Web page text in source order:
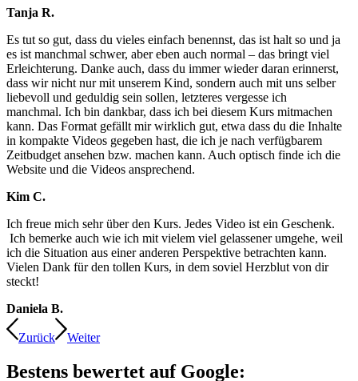
Tanja R.
Es tut so gut, dass du vieles einfach benennst, das ist halt so und ja
es ist manchmal schwer, aber eben auch normal – das bringt viel
Erleichterung. Danke auch, dass du immer wieder daran erinnerst,
dass wir nicht nur mit unserem Kind, sondern auch mit uns selber
liebevoll und geduldig sein sollen, letzteres vergesse ich
manchmal. Ich bin dankbar, dass ich bei diesem Kurs mitmachen
kann. Das Format gefällt mir wirklich gut, etwa dass du die Inhalte
in kompakte Videos gegeben hast, die ich je nach verfügbarem
Zeitbudget ansehen bzw. machen kann. Auch optisch finde ich die
Website und die Videos ansprechend.
Kim C.
Ich freue mich sehr über den Kurs. Jedes Video ist ein Geschenk.
Ich bemerke auch wie ich mit vielem viel gelassener umgehe, weil
ich die Situation aus einer anderen Perspektive betrachten kann.
Vielen Dank für den tollen Kurs, in dem soviel Herzblut von dir
steckt!
Daniela B.
Zurück Weiter
Bestens bewertet auf Google: